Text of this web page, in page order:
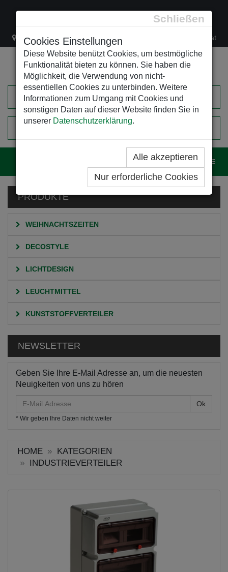
Schließen
Cookies Einstellungen
Diese Website benützt Cookies, um bestmögliche
Funktionalität bieten zu können. Sie haben die
Möglichkeit, die Verwendung von nicht-
essentiellen Cookies zu unterbinden. Weitere
Informationen zum Umgang mit Cookies und
sonstigen Daten auf dieser Website finden Sie in
unserer Datenschutzerklärung.
Alle akzeptieren
Nur erforderliche Cookies
Lacknergasse 78 +43/1/470 37 00 office@leso.at
EINKAUFSWAGEN
PRODUKTE
WEIHNACHTSZEITEN
DECOSTYLE
LICHTDESIGN
LEUCHTMITTEL
KUNSTSTOFFVERTEILER
NEWSLETTER
Geben Sie Ihre E-Mail Adresse an, um die neuesten
Neuigkeiten von uns zu hören
Mail
Adresse
* Wir geben Ihre Daten nicht weiter
HOME
KATEGORIEN
INDUSTRIEVERTEILER